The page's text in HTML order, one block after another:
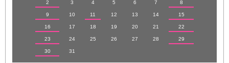
2 3 4 5 6 7 8
9 10 11 12 13 14 15
16 17 18 19 20 21 22
23 24 25 26 27 28 29
30 31